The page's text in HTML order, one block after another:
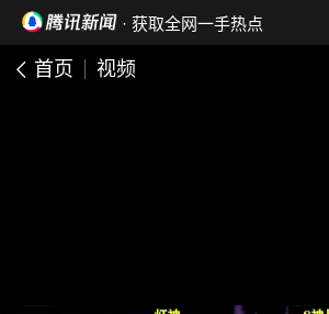
· 获取全网一手热点
首页 视频